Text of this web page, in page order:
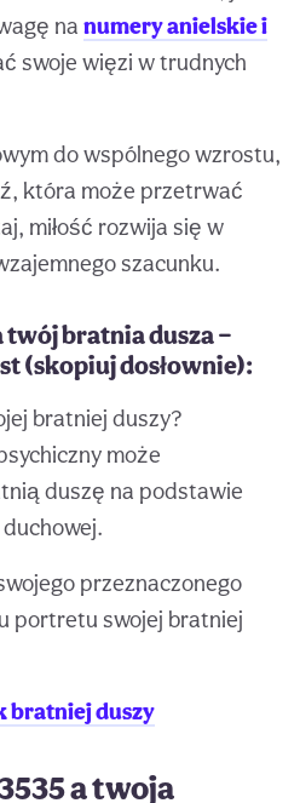
na numery anielskie i
swoje więzi w trudnych
do wspólnego wzrostu,
która może przetrwać
miłość rozwija się w
szacunku.
bratnia dusza —
(skopiuj dosłownie):
bratniej duszy?
może
duszę na podstawie
przeznaczonego
portretu swojej bratniej
bratniej duszy
a twoja